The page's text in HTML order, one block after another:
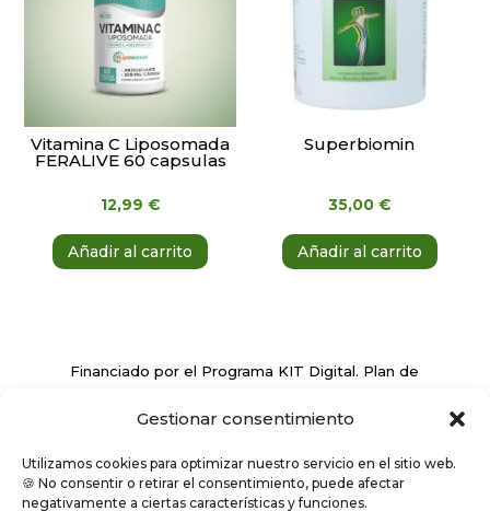
Gestionar consentimiento
Utilizamos cookies para optimizar nuestro servicio en el sitio web.
🍪 No consentir o retirar el consentimiento, puede afectar
negativamente a ciertas características y funciones.
Vitamina C Liposomada
FERALIVE 60 capsulas
12,99 €
Añadir al carrito
Superbiomin
35,00 €
Añadir al carrito
Financiado por el Programa KIT Digital. Plan de
España ‘Next Generation EU’